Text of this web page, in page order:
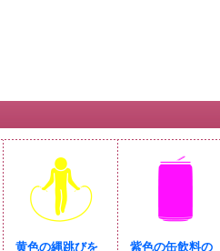
黄色の縄跳びを
紫色の缶飲料の